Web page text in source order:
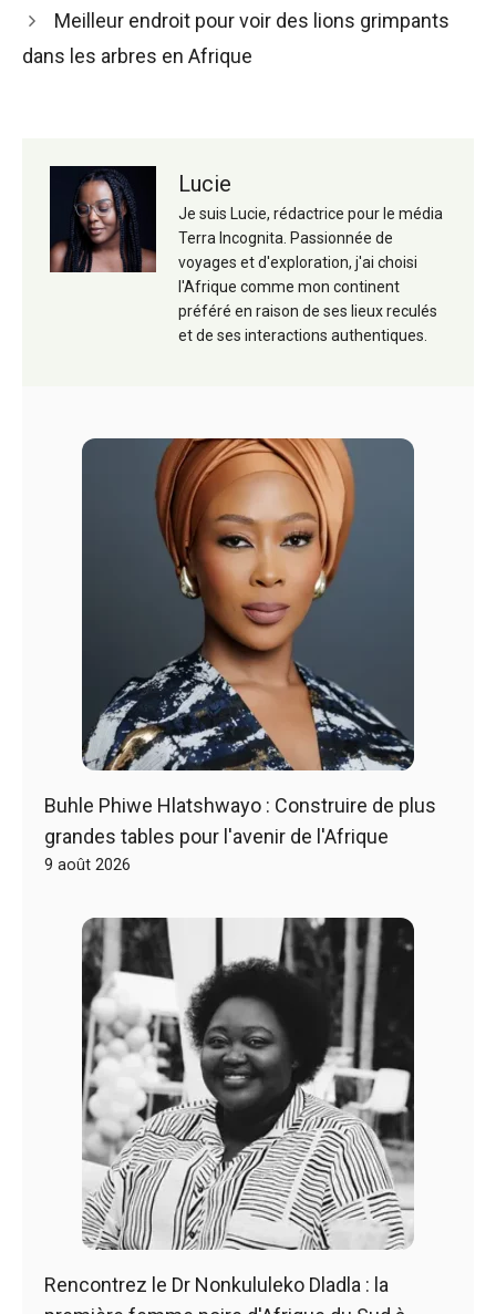
Meilleur endroit pour voir des lions grimpants
dans les arbres en Afrique
Lucie
Je suis Lucie, rédactrice pour le média
Terra Incognita. Passionnée de
voyages et d'exploration, j'ai choisi
l'Afrique comme mon continent
préféré en raison de ses lieux reculés
et de ses interactions authentiques.
Buhle Phiwe Hlatshwayo : Construire de plus
grandes tables pour l'avenir de l'Afrique
9 août 2026
Rencontrez le Dr Nonkululeko Dladla : la